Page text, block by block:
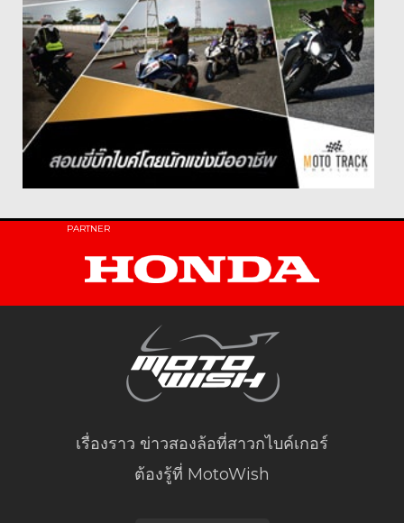
PARTNER
เรื่องราว ข่าวสองล้อที่สาวกไบค์เกอร์
ต้องรู้ที่ MotoWish